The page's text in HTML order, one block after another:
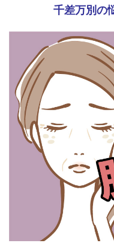
千差万別の